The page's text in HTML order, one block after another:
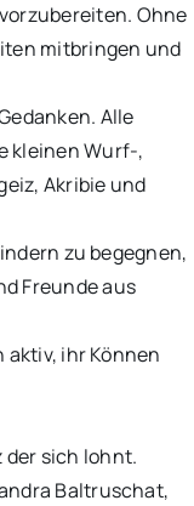
Ohne
mitbringen und
Alle
kleinen Wurf-,
Akribie und
zu begegnen,
Freunde aus
aktiv, ihr Können
der sich lohnt.
Baltruschat,